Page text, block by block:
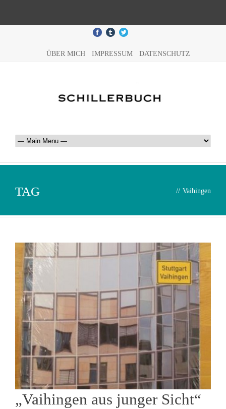
ÜBER MICH IMPRESSUM DATENSCHUTZ
TAG // Vaihingen
„Vaihingen aus junger Sicht“